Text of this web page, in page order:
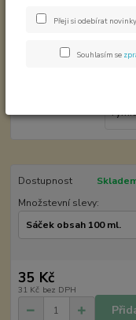
Tymián
Dostupnost
Množstevní slevy:
35 Kč
31 Kč bez DPH
Přeji si odebírat
Souhlasím se